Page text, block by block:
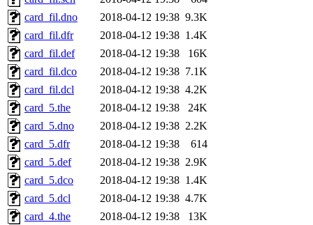
card_fil.dno
2018-04-12 19:38 9.3K
card_fil.dfr
2018-04-12 19:38 1.4K
card_fil.def
2018-04-12 19:38
16K
card_fil.dco
2018-04-12 19:38 7.1K
card_fil.dcl
2018-04-12 19:38 4.2K
card_5.the
2018-04-12 19:38
24K
card_5.dno
2018-04-12 19:38 2.2K
card_5.dfr
2018-04-12 19:38
614
card_5.def
2018-04-12 19:38 2.9K
card_5.dco
2018-04-12 19:38 1.4K
card_5.dcl
2018-04-12 19:38 4.7K
card_4.the
2018-04-12 19:38
13K